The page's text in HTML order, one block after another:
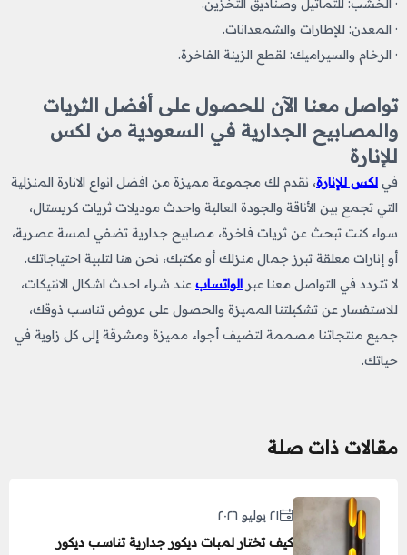
· الخشب: للتماثيل وصناديق التخزين.
· المعدن: للإطارات والشمعدانات.
· الرخام والسيراميك: لقطع الزينة الفاخرة.
تواصل معنا الآن للحصول على أفضل الثريات
والمصابيح الجدارية في السعودية من لكس
للإنارة
في لكس للإنارة، نقدم لك مجموعة مميزة من افضل انواع الانارة المنزلية
التي تجمع بين الأناقة والجودة العالية واحدث موديلات ثريات كريستال،
سواء كنت تبحث عن ثريات فاخرة، مصابيح جدارية تضفي لمسة عصرية،
أو إنارات معلقة تبرز جمال منزلك أو مكتبك، نحن هنا لتلبية احتياجاتك.
لا تتردد في التواصل معنا عبر الواتساب عند شراء احدث اشكال الانتيكات​،
للاستفسار عن تشكيلتنا المميزة والحصول على عروض تناسب ذوقك،
جميع منتجاتنا مصممة لتضيف أجواء مميزة ومشرقة إلى كل زاوية في
حياتك.
مقالات ذات صلة
٢١ يوليو ٢٠٢٦
كيف تختار لمبات ديكور جدارية تناسب ديكور